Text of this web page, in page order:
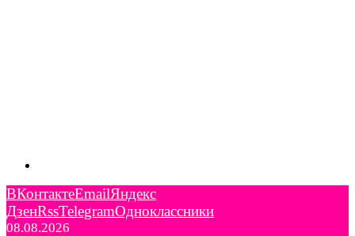
ВКонтактеEmailЯндекс
ДзенRssTelegramОдноклассники
08.08.2026